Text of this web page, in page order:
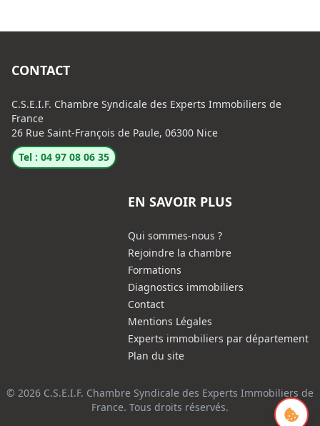
CONTACT
C.S.E.I.F. Chambre Syndicale des Experts Immobiliers de
France
26 Rue Saint-François de Paule, 06300 Nice
Tel : 04 97 08 06 35
EN SAVOIR PLUS
Qui sommes-nous ?
Rejoindre la chambre
Formations
Diagnostics immobiliers
Contact
Mentions Légales
Experts immobiliers par département
Plan du site
© 2026 C.S.E.I.F. Chambre Syndicale des Experts Immobiliers de
France. Tous droits réservés.